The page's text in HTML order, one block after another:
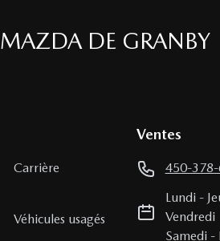
MAZDA DE GRANBY
Carrière
Véhicules usagés
Ventes
450-
Lundi -
Vendredi
Samedi -